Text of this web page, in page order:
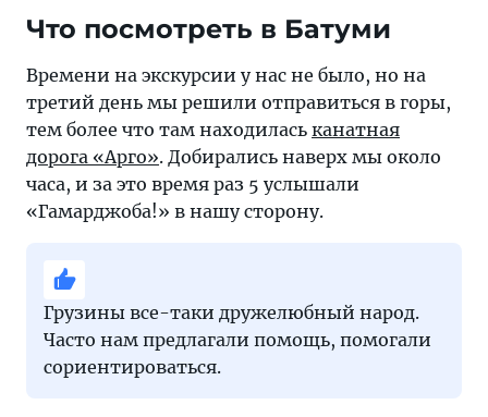
Что посмотреть в Батуми
Времени на экскурсии у нас не было, но на
третий день мы решили отправиться в горы,
тем более что там находилась канатная
дорога «Арго». Добирались наверх мы около
часа, и за это время раз 5 услышали
«Гамарджоба!» в нашу сторону.
Грузины все-таки дружелюбный народ.
Часто нам предлагали помощь, помогали
сориентироваться.